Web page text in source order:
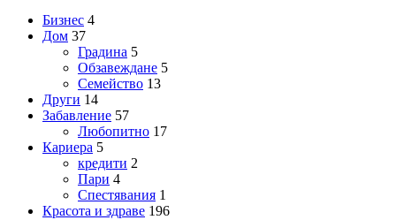
Бизнес 4
Дом 37
Градина 5
Обзавеждане 5
Семейство 13
Други 14
Забавление 57
Любопитно 17
Кариера 5
кредити 2
Пари 4
Спестявания 1
Красота и здраве 196